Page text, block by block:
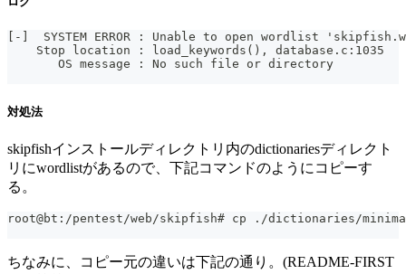
[-]  SYSTEM ERROR : Unable to open wordlist
    Stop location : load_keywords(), database.c:1035
       OS message : No such file or directory
対処法
skipfishインストールディレクトリ内のdictionariesディレクト
リにwordlistがあるので、下記コマンドのようにコピーす
る。
root@bt:/pentest/web/skipfish# cp ./dictionaries/
ちなみに、コピー元の違いは下記の通り。(README-FIRST